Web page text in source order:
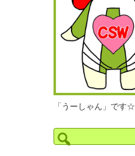
「うーしゃん」です☆
検
索: